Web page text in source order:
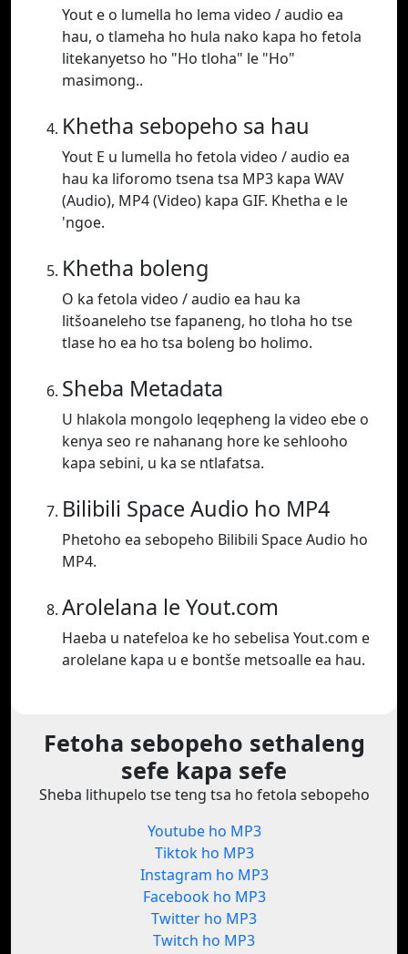
Yout e o lumella ho lema video / audio ea
hau, o tlameha ho hula nako kapa ho fetola
litekanyetso ho "Ho tloha" le "Ho"
masimong..
Khetha sebopeho sa hau
Yout E u lumella ho fetola video / audio ea
hau ka liforomo tsena tsa MP3 kapa WAV
(Audio), MP4 (Video) kapa GIF. Khetha e le
'ngoe.
Khetha boleng
O ka fetola video / audio ea hau ka
litšoaneleho tse fapaneng, ho tloha ho tse
tlase ho ea ho tsa boleng bo holimo.
Sheba Metadata
U hlakola mongolo leqepheng la video ebe o
kenya seo re nahanang hore ke sehlooho
kapa sebini, u ka se ntlafatsa.
Bilibili Space Audio ho MP4
Phetoho ea sebopeho Bilibili Space Audio ho
MP4.
Arolelana le Yout.com
Haeba u natefeloa ke ho sebelisa Yout.com e
arolelane kapa u e bontše metsoalle ea hau.
Fetoha sebopeho sethaleng
sefe kapa sefe
Sheba lithupelo tse teng tsa ho fetola sebopeho
Youtube ho MP3
Tiktok ho MP3
Instagram ho MP3
Facebook ho MP3
Twitter ho MP3
Twitch ho MP3